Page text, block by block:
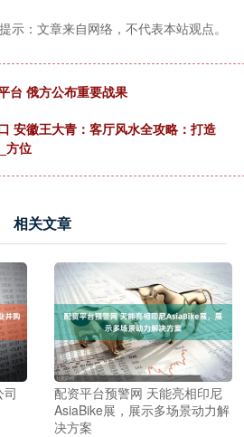
示：文章来自网络，不代表本站观点。
台 俄方公布重要战果
安徽王大青：客厅风水全攻略：打造
方位
相关文章
配资平台预警网 天能亮相印尼
AsiaBike展，展示多场景动力解
决方案